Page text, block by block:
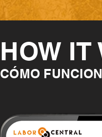
HOW IT
CÓMO